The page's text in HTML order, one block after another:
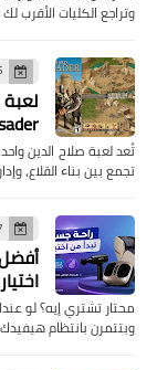
وتراجع الكليات
تُعد لعبة صلاح الدين
تجمع بين بناء القلاع،
محتار تشتري إيه؟ لو
وبتتمرن بانتظام